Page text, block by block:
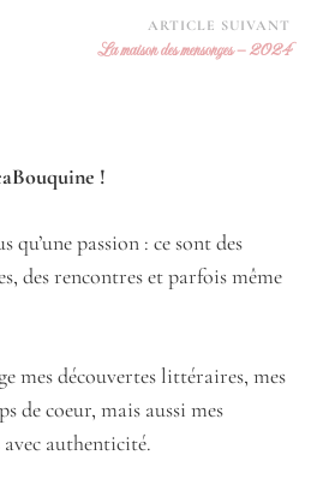
ARTICLE SUIVANT
La maison des mensonges – 2024
!
qu’une passion : ce sont des
des rencontres et parfois même
mes découvertes littéraires, mes
de coeur, mais aussi mes
authenticité.